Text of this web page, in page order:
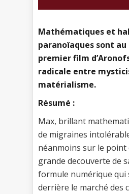
Mathématiques et
paranoïaques sont
premier film
radicale entre
matérialisme.
Résumé :
Max, brillant
de migraines
néanmoins sur le point
grande decouverte de
formule numérique qui
derrière le marché des